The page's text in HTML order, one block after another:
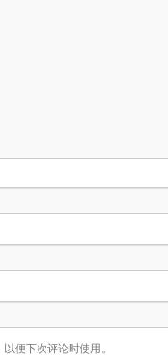
便下次评论时使用。